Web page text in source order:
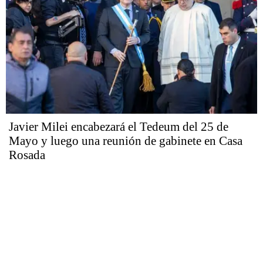
Javier Milei encabezará el Tedeum del 25 de
Mayo y luego una reunión de gabinete en Casa
Rosada